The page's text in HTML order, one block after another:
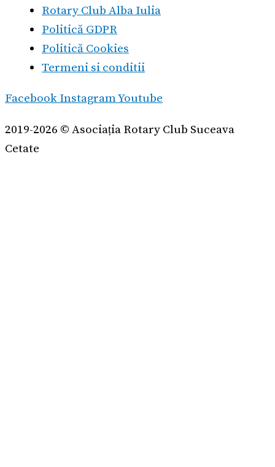
Rotary Club Alba Iulia
Politică GDPR
Politică Cookies
Termeni si conditii
Facebook InstagramYoutube
2019-2026 © Asociația Rotary Club Suceava
Cetate